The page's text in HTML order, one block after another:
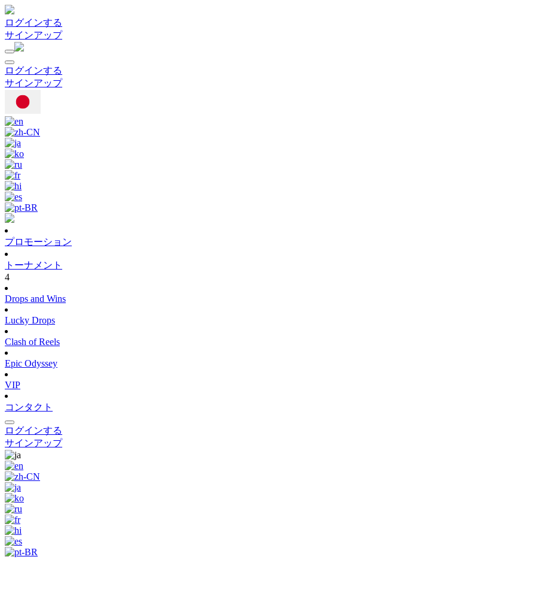
ログインする
サインアップ
ログインする
サインアップ
プロモーション
トーナメント
4
Drops and Wins
Lucky Drops
Clash of Reels
Epic Odyssey
VIP
コンタクト
ログインする
サインアップ